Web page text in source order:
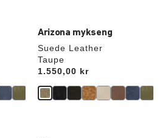
Arizona mykseng
Suede Leather
Taupe
Price:
1.550,00 kr